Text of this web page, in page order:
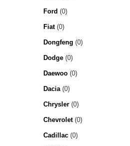
Ford (0)
Fiat(0)
Dongfeng (0)
Dodge(0)
Daewoo(0)
Dacia(0)
Chrysler(0)
Chevrolet(0)
Cadillac(0)